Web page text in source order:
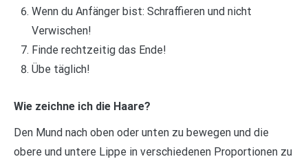
Wenn du Anfänger bist: Schraffieren und nicht
Verwischen!
Finde rechtzeitig das Ende!
Übe täglich!
Wie zeichne ich die Haare?
Den Mund nach oben oder unten zu bewegen und die
obere und untere Lippe in verschiedenen Proportionen zu